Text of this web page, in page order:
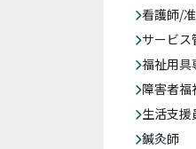
看護師/
サービス
福祉用具
障害者福
生活支援
鍼灸師